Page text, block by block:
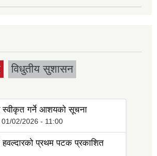
विधुतीय सुशासन
स्वीकृत गर्ने आशयको सूचना
01/02/2026 - 11:00
हवल्दारको प्रथम पटक प्रकाशित